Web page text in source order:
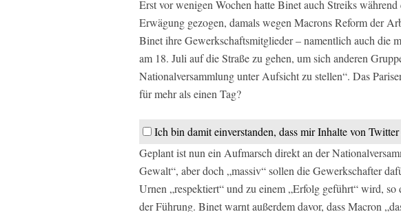
Erst vor wenigen Wochen hatte Binet auch Streiks
Erwägung gezogen, damals wegen Macrons Reform der
Binet ihre Gewerkschaftsmitglieder – namentlich auch die
am 18. Juli auf die Straße zu gehen, um sich anderen
Nationalversammlung unter Aufsicht zu stellen“. Das
für mehr als einen Tag?
Ich bin damit einverstanden, dass mir Inhalte von
Geplant ist nun ein Aufmarsch direkt an der
Gewalt“, aber doch „massiv“ sollen die Gewerkschafter
Urnen „respektiert“ und zu einem „Erfolg geführt“ wird,
der Führung. Binet warnt außerdem davor, dass Macron